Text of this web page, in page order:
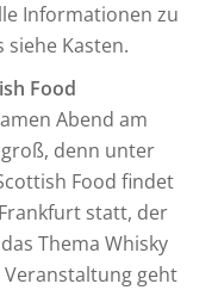
Informationen zu
Kasten.
Food
Abend am
denn unter
Food findet
statt, der
Thema Whisky
geht